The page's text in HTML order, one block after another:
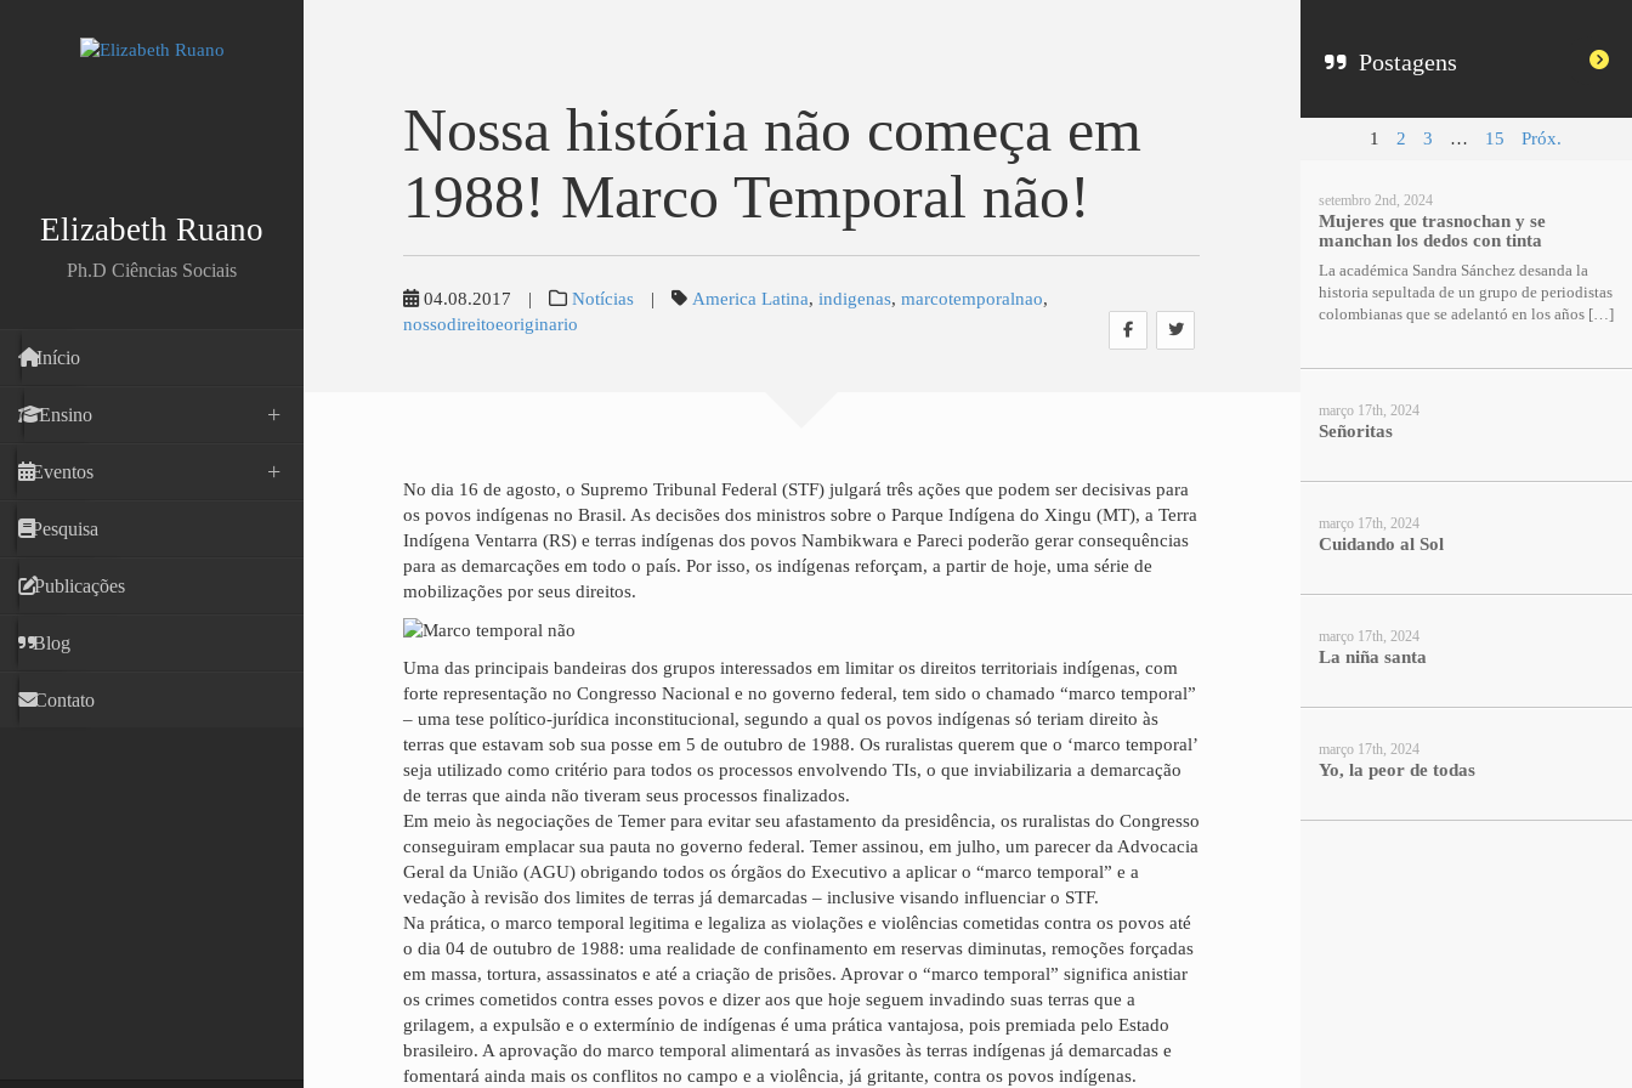
Elizabeth Ruano
Ph.D Ciências Sociais
Início
Ensino
Eventos
Pesquisa
Publicações
Blog
Contato
Nossa história não começa em
1988! Marco Temporal não!
04.08.2017 | Notícias | America Latina,indigenas,marcotemporalnao,
nossodireitoeoriginario
No dia 16 de agosto, o Supremo Tribunal Federal (STF) julgará três ações que podem ser decisivas para
os povos indígenas no Brasil. As decisões dos ministros sobre o Parque Indígena do Xingu (MT), a Terra
Indígena Ventarra (RS) e terras indígenas dos povos Nambikwara e Pareci poderão gerar consequências
para as demarcações em todo o país. Por isso, os indígenas reforçam, a partir de hoje, uma série de
mobilizações por seus direitos.
Uma das principais bandeiras dos grupos interessados em limitar os direitos territoriais indígenas, com
forte representação no Congresso Nacional e no governo federal, tem sido o chamado “marco temporal”
– uma tese político-jurídica inconstitucional, segundo a qual os povos indígenas só teriam direito às
terras que estavam sob sua posse em 5 de outubro de 1988. Os ruralistas querem que o ‘marco temporal’
seja utilizado como critério para todos os processos envolvendo TIs, o que inviabilizaria a demarcação
de terras que ainda não tiveram seus processos finalizados.
Em meio às negociações de Temer para evitar seu afastamento da presidência, os ruralistas do Congresso
conseguiram emplacar sua pauta no governo federal. Temer assinou, em julho, um parecer da Advocacia
Geral da União (AGU) obrigando todos os órgãos do Executivo a aplicar o “marco temporal” e a
vedação à revisão dos limites de terras já demarcadas – inclusive visando influenciar o STF.
Na prática, o marco temporal legitima e legaliza as violações e violências cometidas contra os povos até
o dia 04 de outubro de 1988: uma realidade de confinamento em reservas diminutas, remoções forçadas
em massa, tortura, assassinatos e até a criação de prisões. Aprovar o “marco temporal” significa anistiar
os crimes cometidos contra esses povos e dizer aos que hoje seguem invadindo suas terras que a
grilagem, a expulsão e o extermínio de indígenas é uma prática vantajosa, pois premiada pelo Estado
brasileiro. A aprovação do marco temporal alimentará as invasões às terras indígenas já demarcadas e
fomentará ainda mais os conflitos no campo e a violência, já gritante, contra os povos indígenas.
Postagens
1 2 3 … 15 Próx.
setembro 2nd, 2024
Mujeres que trasnochan y se
manchan los dedos con tinta
La académica Sandra Sánchez desanda la
historia sepultada de un grupo de periodistas
colombianas que se adelantó en los años […]
março 17th, 2024
Señoritas
março 17th, 2024
Cuidando al Sol
março 17th, 2024
La niña santa
março 17th, 2024
Yo, la peor de todas